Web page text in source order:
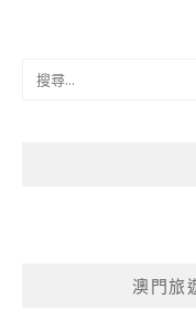
澳門旅